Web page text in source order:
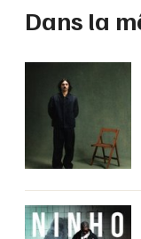
Dans la